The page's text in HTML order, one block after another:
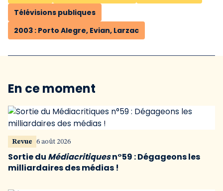
Télévisions publiques
2003 : Porto Alegre, Evian, Larzac
En ce moment
Revue 6 août 2026
Sortie du Médiacritiquesn°59 : Dégageons les
milliardaires des médias !